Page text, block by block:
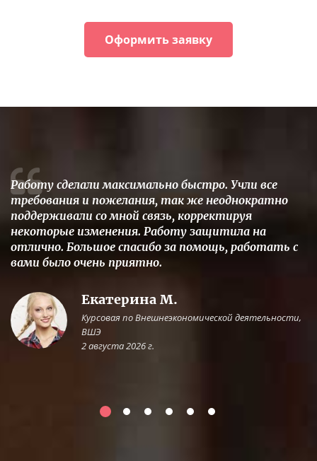
Оформить заявку
Работу сделали максимально быстро. Учли все
требования и пожелания, так же неоднократно
поддерживали со мной связь, корректируя
некоторые изменения. Работу защитила на
отлично. Большое спасибо за помощь, работать с
вами было очень приятно.
Екатерина М.
Курсовая по Внешнеэкономической деятельности,
ВШЭ
2 августа 2026 г.